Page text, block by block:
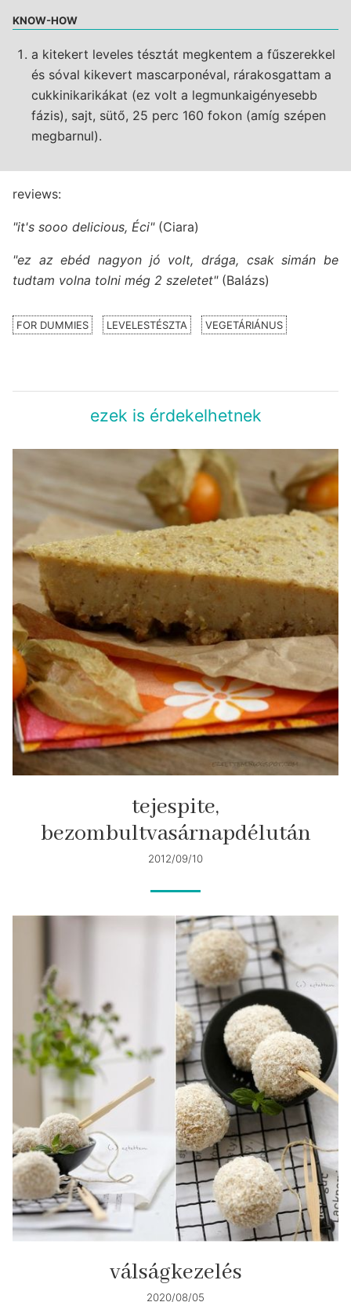
KNOW-HOW
a kitekert leveles tésztát megkentem a fűszerekkel
és sóval kikevert mascarponéval, rárakosgattam a
cukkinikarikákat (ez volt a legmunkaigényesebb
fázis), sajt, sütő, 25 perc 160 fokon (amíg szépen
megbarnul).
reviews:
"it's sooo delicious, Éci"(Ciara)
"ez az ebéd nagyon jó volt, drága, csak simán be
tudtam volna tolni még 2 szeletet"(Balázs)
FOR DUMMIES LEVELESTÉSZTA VEGETÁRIÁNUS
ezek is érdekelhetnek
tejespite,
bezombultvasárnapdélután
2012/09/10
válságkezelés
2020/08/05